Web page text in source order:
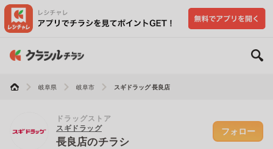
岐阜県 岐阜市 スギドラッグ 長良店
ドラッグストア
スギドラッグ
長良店のチラシ
フォロー